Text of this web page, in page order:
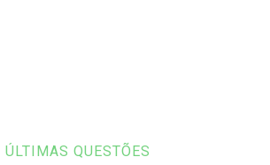
ÚLTIMAS QUESTÕES